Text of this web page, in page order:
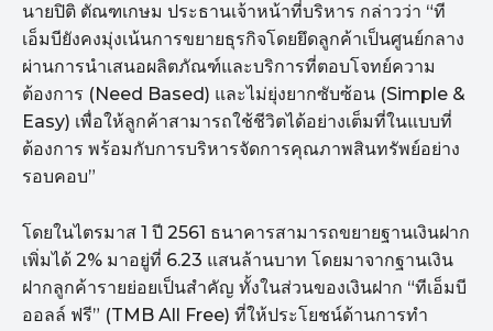
นายปิติ ตัณฑเกษม ประธานเจ้าหน้าที่บริหาร กล่าวว่า “ที
เอ็มบียังคงมุ่งเน้นการขยายธุรกิจโดยยึดลูกค้าเป็นศูนย์กลาง
ผ่านการนำเสนอผลิตภัณฑ์และบริการที่ตอบโจทย์ความ
ต้องการ (Need Based) และไม่ยุ่งยากซับซ้อน (Simple &
Easy) เพื่อให้ลูกค้าสามารถใช้ชีวิตได้อย่างเต็มที่ในแบบที่
ต้องการ พร้อมกับการบริหารจัดการคุณภาพสินทรัพย์อย่าง
รอบคอบ”
โดยในไตรมาส 1 ปี 2561 ธนาคารสามารถขยายฐานเงินฝาก
เพิ่มได้ 2% มาอยู่ที่ 6.23 แสนล้านบาท โดยมาจากฐานเงิน
ฝากลูกค้ารายย่อยเป็นสำคัญ ทั้งในส่วนของเงินฝาก “ทีเอ็มบี
ออลล์ ฟรี” (TMB All Free) ที่ให้ประโยชน์ด้านการทำ